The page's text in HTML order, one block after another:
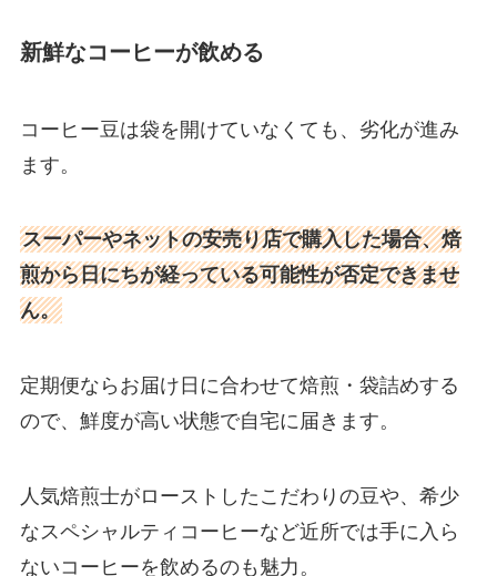
新鮮なコーヒーが飲める
コーヒー豆は袋を開けていなくても、劣化が進み
ます。
スーパーやネットの安売り店で購入した場合、焙
煎から日にちが経っている可能性が否定できませ
ん。
定期便ならお届け日に合わせて焙煎・袋詰めする
ので、鮮度が高い状態で自宅に届きます。
人気焙煎士がローストしたこだわりの豆や、希少
なスペシャルティコーヒーなど近所では手に入ら
ないコーヒーを飲めるのも魅力。